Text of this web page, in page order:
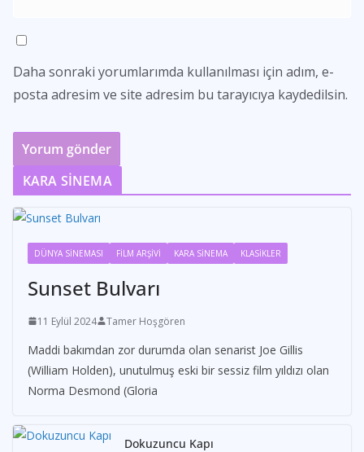
Daha sonraki yorumlarımda kullanılması için adım, e-
posta adresim ve site adresim bu tarayıcıya kaydedilsin.
KARA SİNEMA
DÜNYA SİNEMASI FİLM ARŞİVİ KARA SİNEMA KLASİKLER
Sunset Bulvarı
11 Eylül 2024 Tamer Hoşgören
Maddi bakımdan zor durumda olan senarist Joe Gillis
(William Holden), unutulmuş eski bir sessiz film yıldızı olan
Norma Desmond (Gloria
Dokuzuncu Kapı